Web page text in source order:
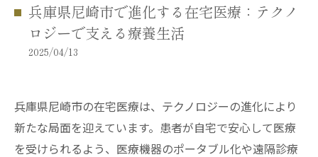
兵庫県尼崎市で進化する在宅医療：テクノ
ロジーで支える療養生活
2025/04/13
兵庫県尼崎市の在宅医療は、テクノロジーの進化により
新たな局面を迎えています。患者が自宅で安心して医療
を受けられるよう、医療機器のポータブル化や遠隔診療